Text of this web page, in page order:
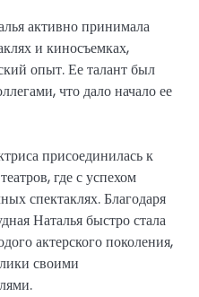
активно принимала
и киносъемках,
опыт. Ее талант был
что дало начало ее
присоединилась к
где с успехом
спектаклях. Благодаря
Наталья быстро стала
актерского поколения,
своими